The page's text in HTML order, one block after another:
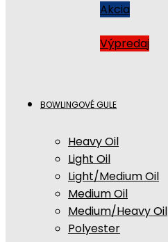
Akcia
Výpredaj
BOWLINGOVÉ GULE
Heavy Oil
Light Oil
Light/Medium Oil
Medium Oil
Medium/Heavy Oil
Polyester